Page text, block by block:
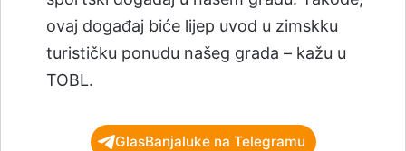
ovaj događaj biće lijep uvod u zimskku
turističku ponudu našeg grada – kažu u
TOBL.
GlasBanjaluke na Telegramu